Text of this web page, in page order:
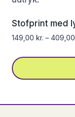
Mulighederne
kan
vælges
varesiden
Stofprint med
149,00 kr. – 409,00